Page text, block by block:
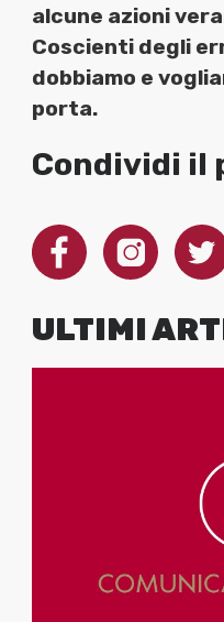
alcune azioni
Coscienti degli
dobbiamo e
porta.
Condividi il
ULTIMI